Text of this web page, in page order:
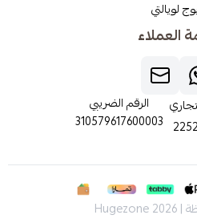
لويالتي
العملاء
الرقم الضريبي
310579617600003
Hugezone